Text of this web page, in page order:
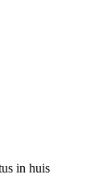
in huis